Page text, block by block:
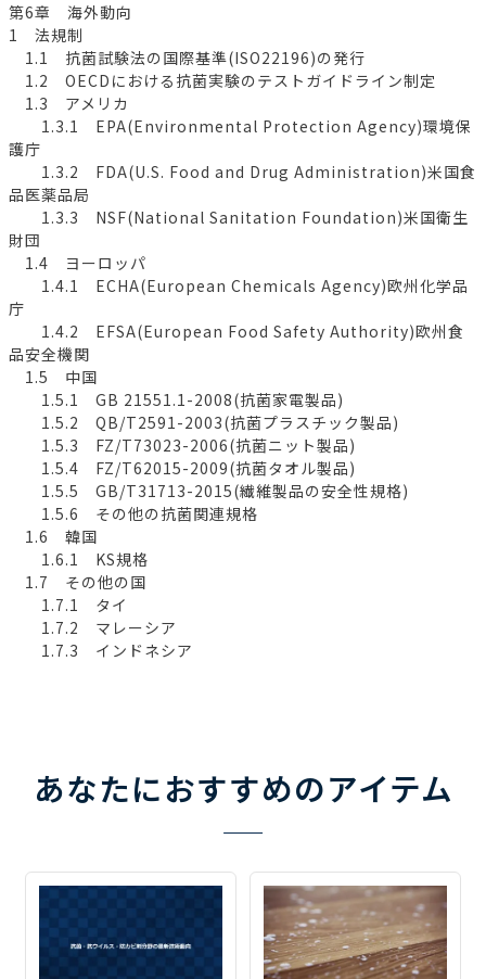
第6章 海外動向
1 法規制
1.1 抗菌試験法の国際基準(ISO22196)の発行
1.2 OECDにおける抗菌実験のテストガイドライン制定
1.3 アメリカ
1.3.1 EPA(Environmental Protection Agency)環境保
護庁
1.3.2 FDA(U.S. Food and Drug Administration)米国食
品医薬品局
1.3.3 NSF(National Sanitation Foundation)米国衛生
財団
1.4 ヨーロッパ
1.4.1 ECHA(European Chemicals Agency)欧州化学品
庁
1.4.2 EFSA(European Food Safety Authority)欧州食
品安全機関
1.5 中国
1.5.1 GB 21551.1-2008(抗菌家電製品)
1.5.2 QB/T2591-2003(抗菌プラスチック製品)
1.5.3 FZ/T73023-2006(抗菌ニット製品)
1.5.4 FZ/T62015-2009(抗菌タオル製品)
1.5.5 GB/T31713-2015(繊維製品の安全性規格)
1.5.6 その他の抗菌関連規格
1.6 韓国
1.6.1 KS規格
1.7 その他の国
1.7.1 タイ
1.7.2 マレーシア
1.7.3 インドネシア
あなたにおすすめのアイテム